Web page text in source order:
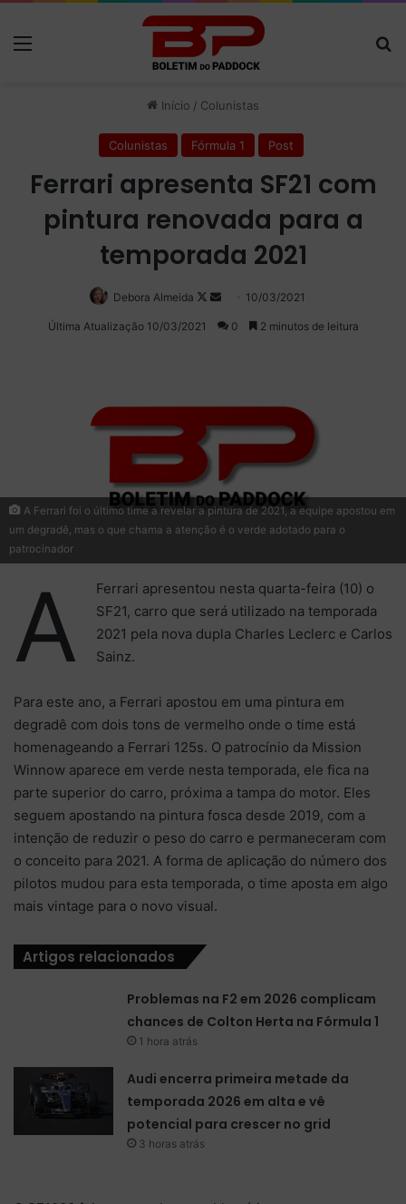
Início / Colunistas
Colunistas Fórmula 1 Post
Ferrari apresenta SF21 com
pintura renovada para a
temporada 2021
Debora Almeida
Follow
on
Mande
um
10/03/2021
Última Atualização 10/03/2021 0 2 minutos de leitura
A Ferrari foi o último time a revelar a pintura de 2021, a equipe apostou em
um degradê, mas o que chama a atenção é o verde adotado para o
patrocinador
A
Ferrari apresentou nesta quarta-feira (10) o
SF21, carro que será utilizado na temporada
2021 pela nova dupla Charles Leclerc e Carlos
Sainz.
Para este ano, a Ferrari apostou em uma pintura em
degradê com dois tons de vermelho onde o time está
homenageando a Ferrari 125s. O patrocínio da Mission
Winnow aparece em verde nesta temporada, ele fica na
parte superior do carro, próxima a tampa do motor. Eles
seguem apostando na pintura fosca desde 2019, com a
intenção de reduzir o peso do carro e permaneceram com
o conceito para 2021. A forma de aplicação do número dos
pilotos mudou para esta temporada, o time aposta em algo
mais vintage para o novo visual.
Artigos relacionados
Problemas na F2 em 2026 complicam
chances de Colton Herta na Fórmula 1
1 hora atrás
Audi encerra primeira metade da
temporada 2026 em alta e vê
potencial para crescer no grid
3 horas atrás